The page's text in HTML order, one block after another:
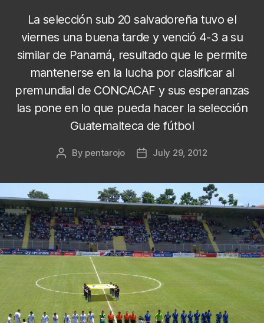
La selección sub 20 salvadoreña tuvo el
viernes una buena tarde y venció 4-3 a su
similar de Panamá, resultado que le permite
mantenerse en la lucha por clasificar al
premundial de CONCACAF y sus esperanzas
las pone en lo que pueda hacer la selección
Guatemalteca de fútbol
Post
By pentarojo
PostJuly 29, 2012